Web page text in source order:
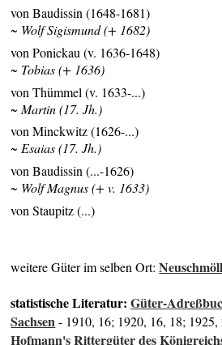
von Baudissin (1648-1681)
~ Wolf Sigismund (+ 1682)
von Ponickau (v. 1636-1648)
~ Tobias (+ 1636)
von Thümmel (v. 1633-...)
~ Martin (17. Jh.)
von Minckwitz (1626-...)
~ Esaias (17. Jh.)
von Baudissin (...-1626)
~ Wolf Magnus (+ v. 1633)
von Staupitz (...)
weitere Güter im selben Ort:
statistische Literatur:Güter-
Sachsen- 1910, 16; 1920, 16, 18; 1925,
Hofmann's Rittergüter des